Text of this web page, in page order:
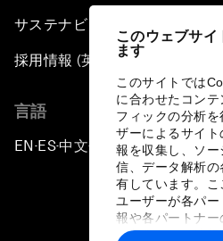
このウェブサ
ます
このサイトでは
に合わせたコン
フィックの分析
ザーによるサイ
報を収集し、ソ
信、データ解析
有しています。こ
ユーザーが各パ
報や各パートナ
に収集された情
サステナビリティへの取り組み
採用情報 (英語のみ)
言語
EN ▪ES▪中文▪ 日本語